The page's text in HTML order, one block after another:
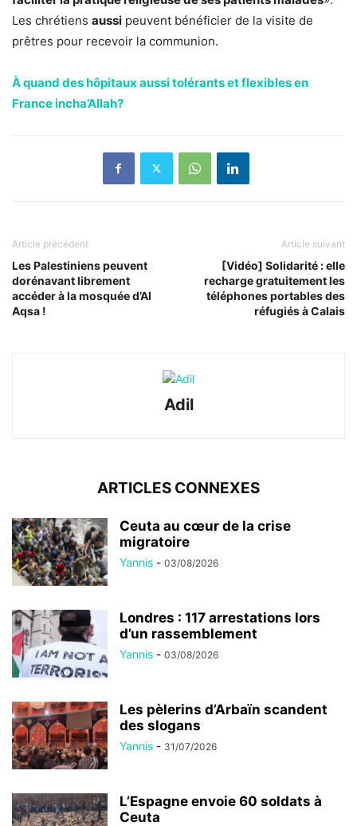
Les chrétiens aussi peuvent bénéficier de la visite de
prêtres pour recevoir la communion.
À quand des hôpitaux aussi tolérants et flexibles en
France incha’Allah?
Article précédent
Les Palestiniens peuvent
dorénavant librement
accéder à la mosquée d’Al
Aqsa !
Article suivant
[Vidéo] Solidarité : elle
recharge gratuitement les
téléphones portables des
réfugiés à Calais
Adil
ARTICLES CONNEXES
Ceuta au cœur de la crise
migratoire
Yannis - 03/08/2026
Londres : 117 arrestations lors
d’un rassemblement
Yannis - 03/08/2026
Les pèlerins d’Arbaïn scandent
des slogans
Yannis - 31/07/2026
L’Espagne envoie 60 soldats à
Ceuta